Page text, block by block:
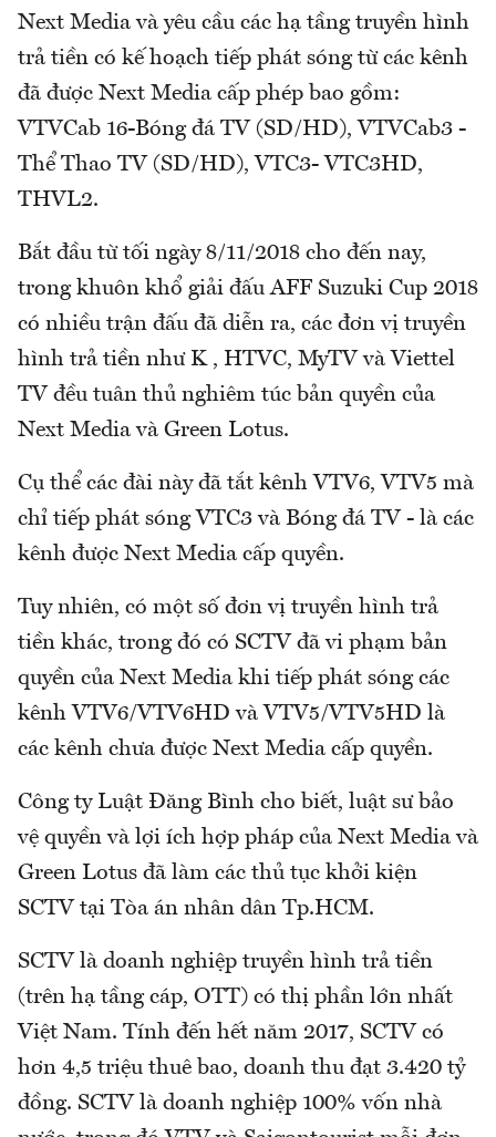
Next Media và yêu cầu các hạ tầng truyền hình
trả tiền có kế hoạch tiếp phát sóng từ các kênh
đã được Next Media cấp phép bao gồm:
VTVCab 16-Bóng đá TV (SD/HD), VTVCab3 -
Thể Thao TV (SD/HD), VTC3- VTC3HD,
THVL2.
Bắt đầu từ tối ngày 8/11/2018 cho đến nay,
trong khuôn khổ giải đấu AFF Suzuki Cup 2018
có nhiều trận đấu đã diễn ra, các đơn vị truyền
hình trả tiền như K , HTVC, MyTV và Viettel
TV đều tuân thủ nghiêm túc bản quyền của
Next Media và Green Lotus.
Cụ thể các đài này đã tắt kênh VTV6, VTV5 mà
chỉ tiếp phát sóng VTC3 và Bóng đá TV - là các
kênh được Next Media cấp quyền.
Tuy nhiên, có một số đơn vị truyền hình trả
tiền khác, trong đó có SCTV đã vi phạm bản
quyền của Next Media khi tiếp phát sóng các
kênh VTV6/VTV6HD và VTV5/VTV5HD là
các kênh chưa được Next Media cấp quyền.
Công ty Luật Đăng Bình cho biết, luật sư bảo
vệ quyền và lợi ích hợp pháp của Next Media và
Green Lotus đã làm các thủ tục khởi kiện
SCTV tại Tòa án nhân dân Tp.HCM.
SCTV là doanh nghiệp truyền hình trả tiền
(trên hạ tầng cáp, OTT) có thị phần lớn nhất
Việt Nam. Tính đến hết năm 2017, SCTV có
hơn 4,5 triệu thuê bao, doanh thu đạt 3.420 tỷ
đồng. SCTV là doanh nghiệp 100% vốn nhà